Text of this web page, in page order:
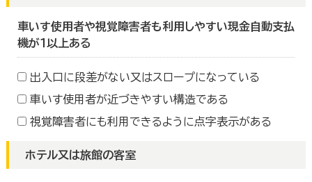
車いす使用者や視覚障害者も利用しやすい現金自動支払
機が１以上ある
出入口に段差がない又はスロープになっている
車いす使用者が近づきやすい構造である
視覚障害者にも利用できるように点字表示がある
ホテル又は旅館の客室